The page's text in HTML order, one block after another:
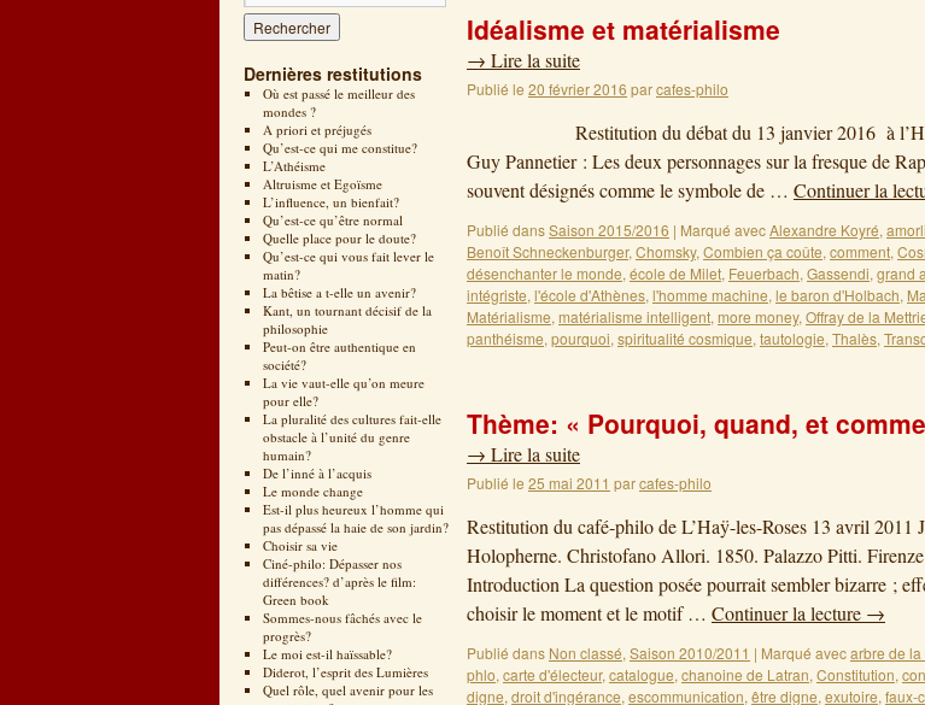
Dernières restitutions
Où est passé le meilleur des
mondes ?
A priori et préjugés
Qu’est-ce qui me constitue?
L’Athéisme
Altruisme et Egoïsme
L’influence, un bienfait?
Qu’est-ce qu’être normal
Quelle place pour le doute?
Qu’est-ce qui vous fait lever le
matin?
La bêtise a t-elle un avenir?
Kant, un tournant décisif de la
philosophie
Peut-on être authentique en
société?
La vie vaut-elle qu’on meure
pour elle?
La pluralité des cultures fait-elle
obstacle à l’unité du genre
humain?
De l’inné à l’acquis
Le monde change
Est-il plus heureux l’homme qui
pas dépassé la haie de son jardin?
Choisir sa vie
Ciné-philo: Dépasser nos
différences? d’après le film:
Green book
Sommes-nous fâchés avec le
progrès?
Le moi est-il haïssable?
Diderot, l’esprit des Lumières
Quel rôle, quel avenir pour les
Idéalisme et matérialisme
→ Lire la suite
Publié le 20 février 2016 parcafes-philo
Restitution du débat du 13 janvier 2016 à
Guy Pannetier : Les deux personnages sur la fresque de
souvent désignés comme le symbole de … Continuer la
Publié dansSaison 2015/2016 | Marqué avecAlexandre Koyré,
Benoît Schneckenburger, Chomsky, Combien ça coûte, comment,
désenchanter le monde, école de Milet, Feuerbach, Gassendi, grand
intégriste, l'école d'Athènes, l'homme machine, le baron d'Holbach,
Matérialisme, matérialisme intelligent, more money, Offray de la
panthéisme, pourquoi, spiritualité cosmique, tautologie, Thalès,
Thème: « Pourquoi, quand, et
→ Lire la suite
Publié le 25 mai 2011 parcafes-philo
Restitution du café-philo de L’Haÿ-les-Roses 13 avril 2011
Holopherne. Christofano Allori. 1850. Palazzo Pitti.
Introduction La question posée pourrait sembler bizarre ;
choisir le moment et le motif … Continuer la lecture →
Publié dans Non classé, Saison 2010/2011 | Marqué avecarbre de
phlo, carte d'électeur, catalogue, chanoine de Latran, Constitution,
digne, droit d'ingérance, escommunication, être digne, exutoire, faux-